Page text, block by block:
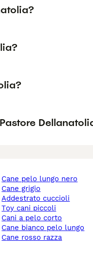
cane pelo lungo nero
cane grigio
addestrato cuccioli
toy cani piccoli
cani a pelo corto
cane bianco pelo lungo
cane rosso razza